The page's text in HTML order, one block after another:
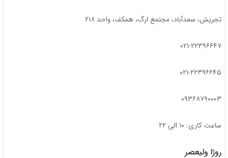
تجریش، سعدآباد، مجتمع ارگ، همکف، واحد ۲۱۸
۰۲۱-۲۲۳۹۶۶۴۷
۰۲۱-۲۲۳۹۶۶۴۵
۰۹۳۶۸۷۹۰۰۰۳
ساعت کاری: ۱۰ الی ۲۲
روژا ولیعصر